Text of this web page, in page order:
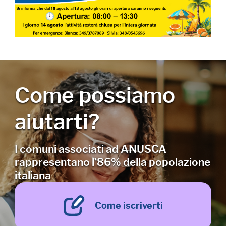
Come possiamo
aiutarti?
I comuni associati ad ANUSCA
rappresentano l’86% della popolazione
italiana
Come iscriverti